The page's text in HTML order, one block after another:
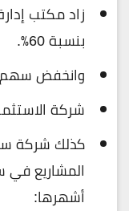
زاد مكتب
بنسبة 60٪.
وانخفض سهم
شركة
كذلك شركة
المشاريع
أشهرها: